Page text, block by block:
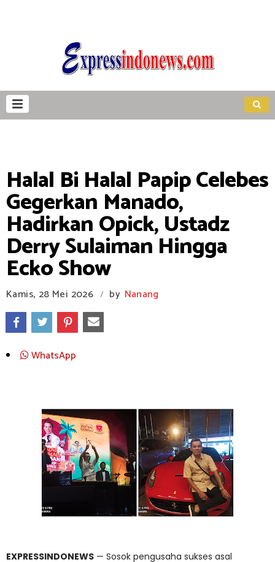
Halal Bi Halal Papip Celebes
Gegerkan Manado,
Hadirkan Opick, Ustadz
Derry Sulaiman Hingga
Ecko Show
Kamis, 28 Mei 2026 / by Nanang
WhatsApp
EXPRESSINDONEWS — Sosok pengusaha sukses asal